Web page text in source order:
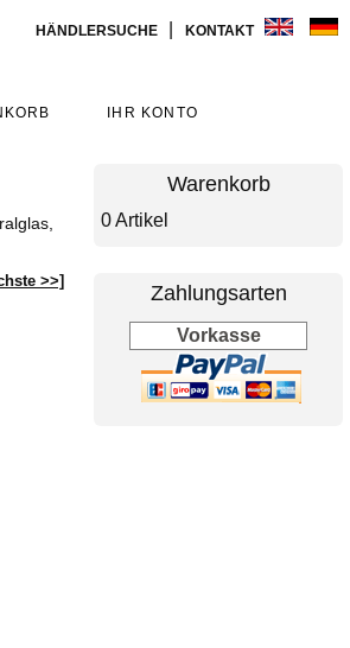
HÄNDLERSUCHE
KONTAKT
IHR KONTO
>>]
Warenkorb
0 Artikel
Zahlungsarten
Vorkasse